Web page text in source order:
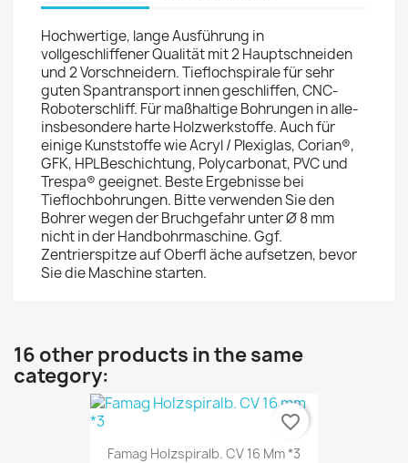
Hochwertige, lange Ausführung in
vollgeschliffener Qualität mit 2 Hauptschneiden
und 2 Vorschneidern. Tieflochspirale für sehr
guten Spantransport innen geschliffen, CNC-
Roboterschliff. Für maßhaltige Bohrungen in alle-
insbesondere harte Holzwerkstoffe. Auch für
einige Kunststoffe wie Acryl / Plexiglas, Corian®,
GFK, HPLBeschichtung, Polycarbonat, PVC und
Trespa® geeignet. Beste Ergebnisse bei
Tieflochbohrungen. Bitte verwenden Sie den
Bohrer wegen der Bruchgefahr unter Ø 8 mm
nicht in der Handbohrmaschine. Ggf.
Zentrierspitze auf Oberfl äche aufsetzen, bevor
Sie die Maschine starten.
16 other products in the same
category:
Famag Holzspiralb. CV 16 Mm *3
favorite_border